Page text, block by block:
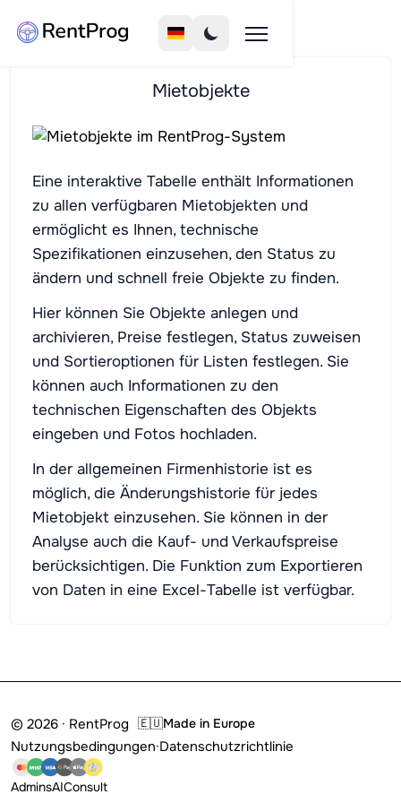
Mietobjekte
Eine interaktive Tabelle enthält Informationen
zu allen verfügbaren Mietobjekten und
ermöglicht es Ihnen, technische
Spezifikationen einzusehen, den Status zu
ändern und schnell freie Objekte zu finden.
Hier können Sie Objekte anlegen und
archivieren, Preise festlegen, Status zuweisen
und Sortieroptionen für Listen festlegen. Sie
können auch Informationen zu den
technischen Eigenschaften des Objekts
eingeben und Fotos hochladen.
In der allgemeinen Firmenhistorie ist es
möglich, die Änderungshistorie für jedes
Mietobjekt einzusehen. Sie können in der
Analyse auch die Kauf- und Verkaufspreise
berücksichtigen. Die Funktion zum Exportieren
von Daten in eine Excel-Tabelle ist verfügbar.
© 2026 · RentProg 🇪🇺Made in Europe
Nutzungsbedingungen·Datenschutzrichtlinie
AdminsAIConsult